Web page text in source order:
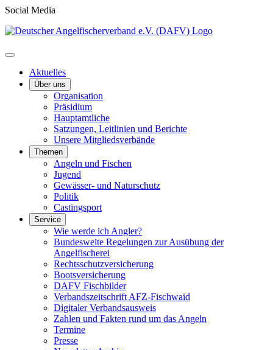
Social Media
Aktuelles
Über uns
Organisation
Präsidium
Hauptamtliche
Satzungen, Leitlinien und Berichte
Unsere Mitgliedsverbände
Themen
Angeln und Fischen
Jugend
Gewässer- und Naturschutz
Politik
Castingsport
Service
Wie werde ich Angler?
Bundesweite Regelungen zur Ausübung der
Angelfischerei
Rechtsschutzversicherung
Bootsversicherung
DAFV Fischbilder
Verbandszeitschrift AFZ-Fischwaid
Digitaler Verbandsausweis
Zahlen und Fakten rund um das Angeln
Termine
Presse